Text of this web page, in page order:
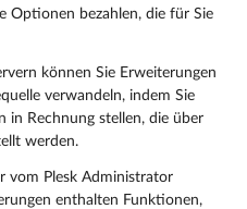
Optionen bezahlen, die für Sie
können Sie Erweiterungen
verwandeln, indem Sie
in Rechnung stellen, die über
werden.
vom Plesk Administrator
enthalten Funktionen,